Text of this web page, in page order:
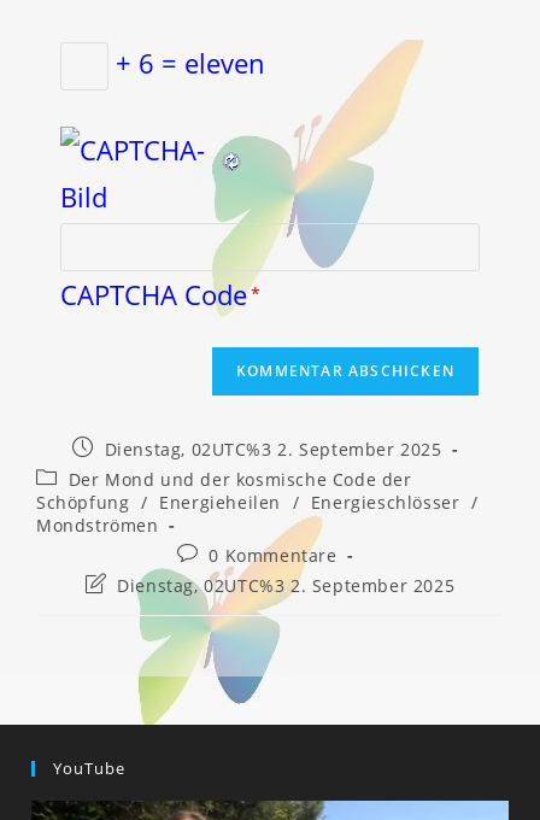
+ 6 = eleven
CAPTCHA Code*
Beitrag
veröffentlicht:
Dienstag, 02UTC%3 2. September 2025
Beitrags-
Kategorie:
Der Mond und der kosmische Code der
Schöpfung / Energieheilen / Energieschlösser /
Mondströmen
Beitrags-
Kommentare:
0 Kommentare
Beitrag
zuletzt
geändert
Dienstag, 02UTC%3 2. September 2025
YouTube